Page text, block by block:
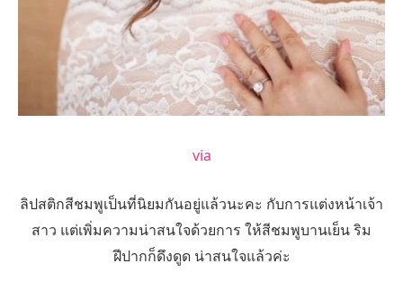
via
ลิปสติกสีชมพูเป็นที่นิยมกันอยู่แล้วนะคะ กับการแต่งหน้าเจ้า
สาว แต่เพิ่มความน่าสนใจด้วยการ ให้สีชมพูบานเย็น ริม
ฝีปากก็ดึงดูด น่าสนใจแล้วค่ะ